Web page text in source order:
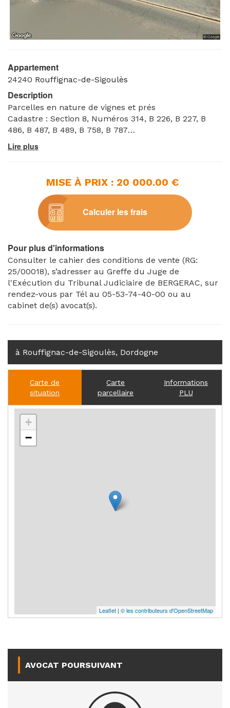
Appartement
24240 Rouffignac-de-Sigoulès
Description
Parcelles en nature de vignes et prés
Cadastre : Section 8, Numéros 314, B 226, B 227, B
486, B 487, B 489, B 758, B 787
MISE À PRIX : 20 000.00 €
Calculer les frais
Pour plus d'informations
Consulter le cahier des conditions de vente (RG:
25/00018), s’adresser au Greffe du Juge de
l'Exécution du Tribunal Judiciaire de BERGERAC, sur
rendez-vous par Tél au 05-53-74-40-00 ou au
cabinet de(s) avocat(s).
à Rouffignac-de-Sigoulès, Dordogne
Carte de
situation
Carte
parcellaire
Informations
PLU
+
−
Leaflet | © les contributeurs d'OpenStreetMap
AVOCAT POURSUIVANT